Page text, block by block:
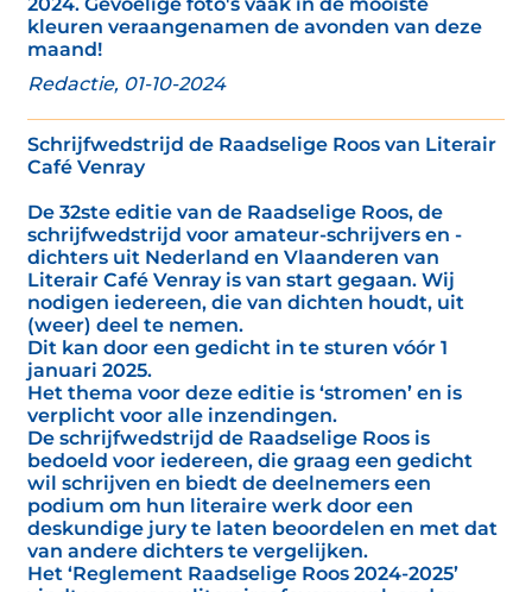
kleuren veraangenamen de avonden van deze
maand!
Redactie, 01-10-2024
Schrijfwedstrijd de Raadselige Roos van Literair
Café Venray
De 32ste editie van de Raadselige Roos, de
schrijfwedstrijd voor amateur-schrijvers en -
dichters uit Nederland en Vlaanderen van
Literair Café Venray is van start gegaan. Wij
nodigen iedereen, die van dichten houdt, uit
(weer) deel te nemen.
Dit kan door een gedicht in te sturen vóór 1
januari 2025.
Het thema voor deze editie is ‘stromen’ en is
verplicht voor alle inzendingen.
De schrijfwedstrijd de Raadselige Roos is
bedoeld voor iedereen, die graag een gedicht
wil schrijven en biedt de deelnemers een
podium om hun literaire werk door een
deskundige jury te laten beoordelen en met dat
van andere dichters te vergelijken.
Het ‘Reglement Raadselige Roos 2024-2025’